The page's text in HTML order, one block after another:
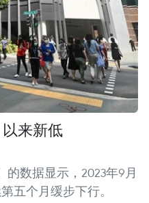
来新低
的数据显示，2023年9月
五个月缓步下行。